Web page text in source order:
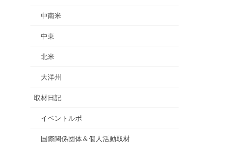
中南米
中東
北米
大洋州
取材日記
イベントルポ
国際関係団体＆個人活動取材